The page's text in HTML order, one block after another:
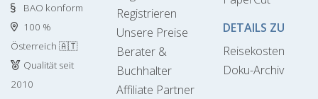
BAO konform
100 %
Österreich 🇦🇹
Qualität seit
2010
Registrieren
Unsere Preise
Berater &
Buchhalter
Affiliate Partner
DETAILS ZU
Reisekosten
Doku-Archiv